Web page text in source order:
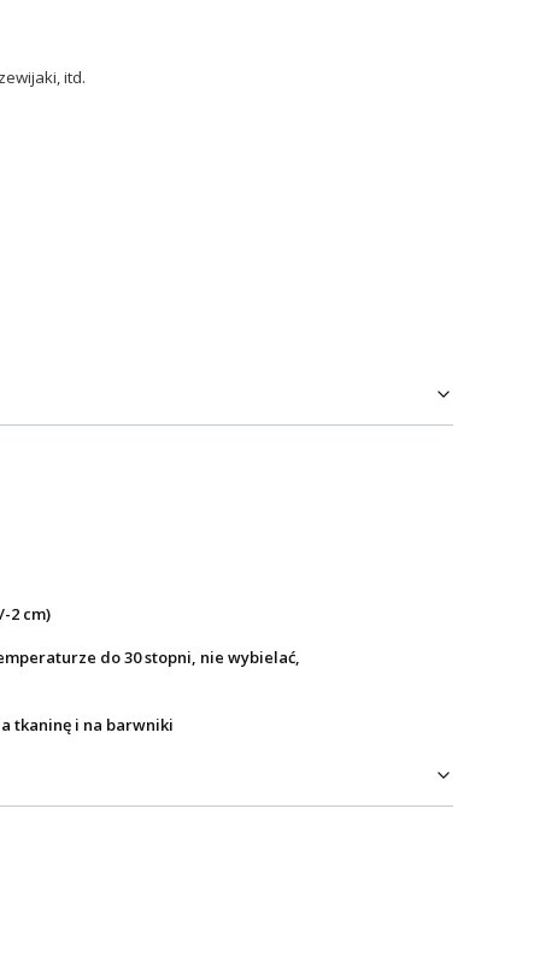
itd.
2 cm)
do 30 stopni, nie wybielać,
tkaninę i na barwniki